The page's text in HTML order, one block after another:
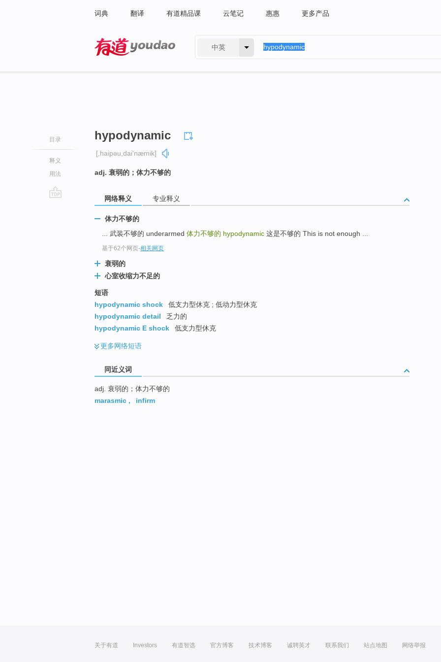
词典 翻译 有道精品课 云笔记 惠惠 更多产品
中英
目录
释义
用法
hypodynamic
[,haipəu,dai'næmik]
adj. 衰弱的；体力不够的
网络释义 专业释义
体力不够的
... 武装不够的 underarmed 体力不够的 hypodynamic 这是不够的 This is not enough ...
基于62个网页-相关网页
衰弱的
心室收缩力不足的
短语
hypodynamic shock
低支力型休克 ; 低动力型休克
hypodynamic detail
乏力的
hypodynamic E shock
低支力型休克
更多网络短语
同近义词
adj. 衰弱的；体力不够的
marasmic , infirm
关于有道 Investors 有道智选 官方博客 技术博客 诚聘英才 联系我们 站点地图 网络举报